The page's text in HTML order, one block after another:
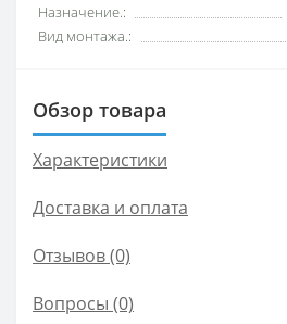
Назначение.:
Вид монтажа.:
Обзор товара
Характеристики
Доставка и оплата
Отзывов (0)
Вопросы (0)